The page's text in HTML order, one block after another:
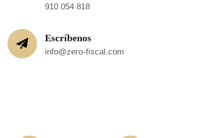
910 054 818
Escríbenos
info@zero-fiscal.com